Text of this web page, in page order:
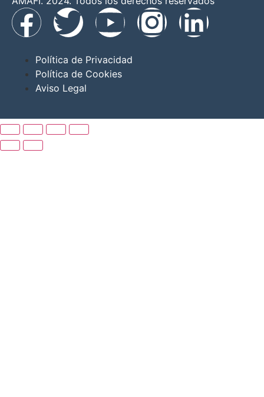
Política de Privacidad
Política de Cookies
Aviso Legal